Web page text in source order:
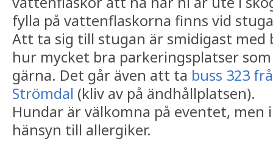
fylla på vattenflaskorna finns vid
Att ta sig till stugan är smidigast med
hur mycket bra parkeringsplatser
gärna. Det går även att ta buss 323
Strömdal (kliv av på ändhållplatsen).
Hundar är välkomna på eventet, men
hänsyn till allergiker.